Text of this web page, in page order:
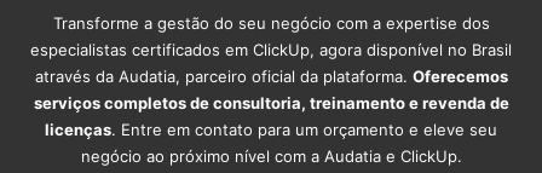
Transforme a gestão do seu negócio com a expertise dos
especialistas certificados em ClickUp, agora disponível no Brasil
através da Audatia, parceiro oficial da plataforma. Oferecemos
serviços completos de consultoria, treinamento e revenda de
licenças. Entre em contato para um orçamento e eleve seu
negócio ao próximo nível com a Audatia e ClickUp.